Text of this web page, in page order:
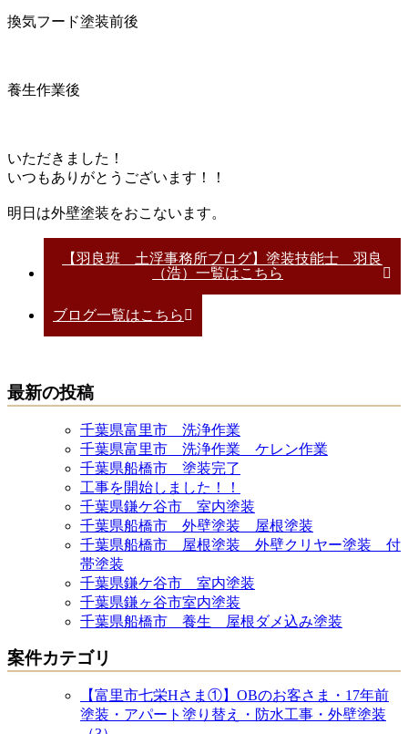
換気フード塗装前後
養生作業後
いただきました！
いつもありがとうございます！！
明日は外壁塗装をおこないます。
【羽良班 土浮事務所ブログ】塗装技能士 羽良
（浩）一覧はこちら
ブログ一覧はこちら
最新の投稿
千葉県富里市 洗浄作業
千葉県富里市 洗浄作業 ケレン作業
千葉県船橋市 塗装完了
工事を開始しました！！
千葉県鎌ケ谷市 室内塗装
千葉県船橋市 外壁塗装 屋根塗装
千葉県船橋市 屋根塗装 外壁クリヤー塗装 付
帯塗装
千葉県鎌ケ谷市 室内塗装
千葉県鎌ヶ谷市室内塗装
千葉県船橋市 養生 屋根ダメ込み塗装
案件カテゴリ
【富里市七栄Hさま①】OBのお客さま・17年前
塗装・アパート塗り替え・防水工事・外壁塗装